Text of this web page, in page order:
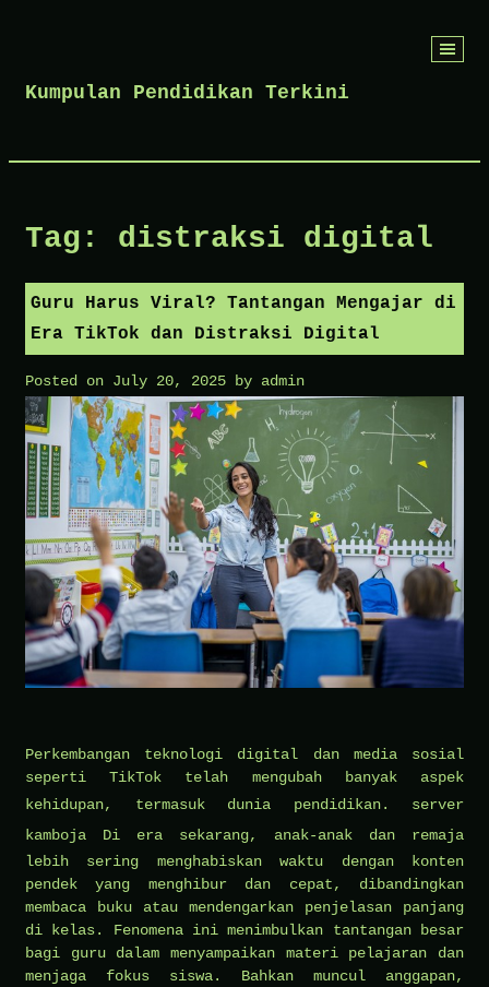
Kumpulan Pendidikan Terkini
Tag: distraksi digital
Guru Harus Viral? Tantangan Mengajar di
Era TikTok dan Distraksi Digital
Posted on July 20, 2025 by admin
Perkembangan teknologi digital dan media sosial
seperti TikTok telah mengubah banyak aspek
kehidupan, termasuk dunia pendidikan. server
kamboja Di era sekarang, anak-anak dan remaja
lebih sering menghabiskan waktu dengan konten
pendek yang menghibur dan cepat, dibandingkan
membaca buku atau mendengarkan penjelasan panjang
di kelas. Fenomena ini menimbulkan tantangan besar
bagi guru dalam menyampaikan materi pelajaran dan
menjaga fokus siswa. Bahkan muncul anggapan,